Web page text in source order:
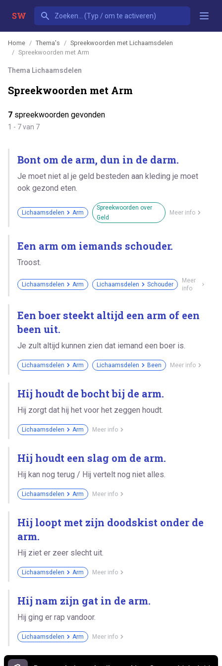
SW
Home Thema's
Spreekwoorden met Lichaamsdelen
Spreekwoorden met Arm
Thema Lichaamsdelen
Spreekwoorden met Arm
7 spreekwoorden gevonden
1 - 7 van 7
Bont om de arm, dun in de darm.
Je moet niet al je geld besteden aan kleding je moet
ook gezond eten.
Lichaamsdelen Arm
Spreekwoorden over
Geld
Meer info
Een arm om iemands schouder.
Troost.
Lichaamsdelen Arm Lichaamsdelen Schouder
Meer
info
Een boer steekt altijd een arm of een
been uit.
Je zult altijd kunnen zien dat iemand een boer is.
Lichaamsdelen Arm Lichaamsdelen Been Meer info
Hij houdt de bocht bij de arm.
Hij zorgt dat hij het voor het zeggen houdt.
Lichaamsdelen Arm Meer info
Hij houdt een slag om de arm.
Hij kan nog terug / Hij vertelt nog niet alles.
Lichaamsdelen Arm Meer info
Hij loopt met zijn doodskist onder de
arm.
Hij ziet er zeer slecht uit.
Lichaamsdelen Arm Meer info
Hij nam zijn gat in de arm.
Hij ging er rap vandoor.
Lichaamsdelen Arm Meer info